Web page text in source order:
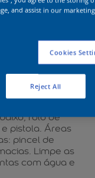
Galão 3,6
Quarto 0,8 L:
rolo de
pistola. Áreas
pincel de
Limpe as
com água e
and assist in our
Cookies
Reject All